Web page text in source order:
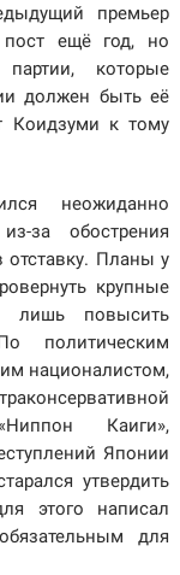
премьер
пост ещё год, но
которые
должен быть её
Коидзуми к тому
неожиданно
за обострения
отставку. Планы у
крупные
лишь повысить
политическим
националистом,
Каиги»,
Японии
утвердить
этого написал
для